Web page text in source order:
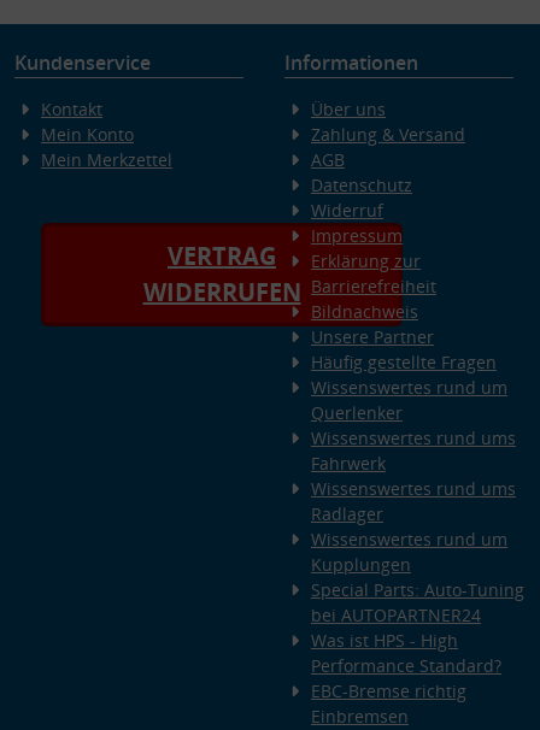
Kundenservice
Kontakt
Mein Konto
Mein Merkzettel
VERTRAG
WIDERRUFEN
Informationen
Über uns
Zahlung & Versand
AGB
Datenschutz
Widerruf
Impressum
Erklärung zur
Barrierefreiheit
Bildnachweis
Unsere Partner
Häufig gestellte Fragen
Wissenswertes rund um
Querlenker
Wissenswertes rund ums
Fahrwerk
Wissenswertes rund ums
Radlager
Wissenswertes rund um
Kupplungen
Special Parts: Auto-Tuning
bei AUTOPARTNER24
Was ist HPS - High
Performance Standard?
EBC-Bremse richtig
Einbremsen